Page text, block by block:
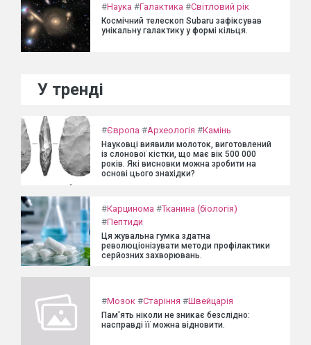
#Наука #Галактика #Світловий рік
Космічний телескоп Subaru зафіксував
унікальну галактику у формі кільця.
У тренді
#Європа #Археологія #Камінь
Науковці виявили молоток, виготовлений
із слонової кістки, що має вік 500 000
років. Які висновки можна зробити на
основі цього знахідки?
#Карцинома #Тканина (біологія)
#Пептиди
Ця жувальна гумка здатна
революціонізувати методи профілактики
серйозних захворювань.
#Мозок #Старіння #Швейцарія
Пам'ять ніколи не зникає безслідно:
насправді її можна відновити.